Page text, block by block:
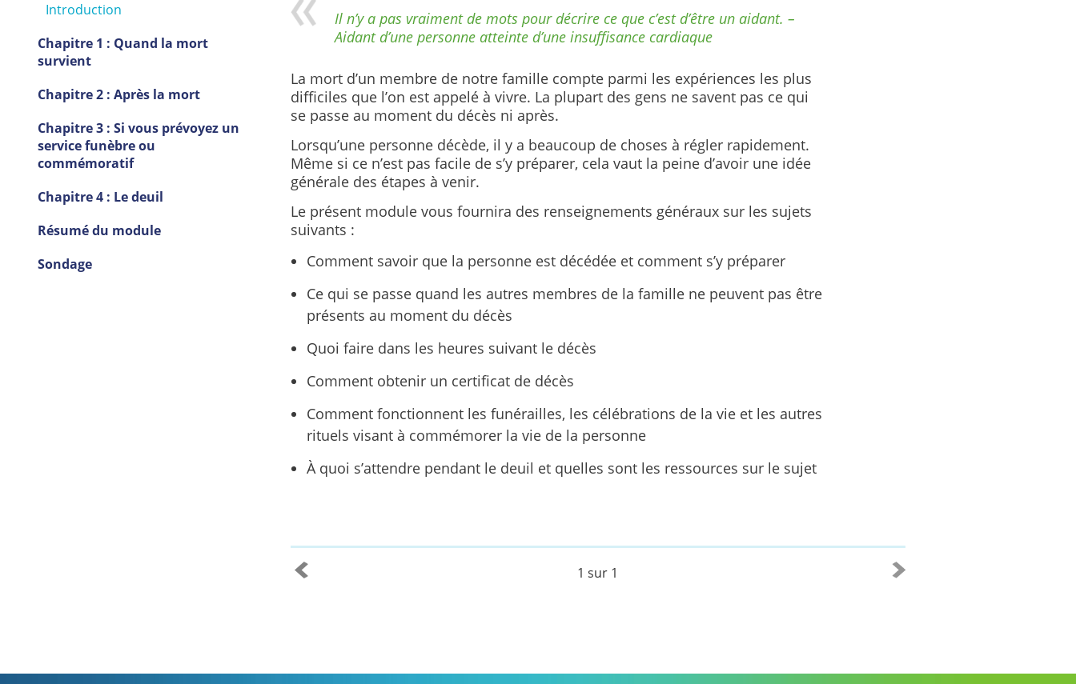
Introduction
Chapitre 1 : Quand la mort
survient
Chapitre 2 : Après la mort
Chapitre 3 : Si vous prévoyez un
service funèbre ou
commémoratif
Chapitre 4 : Le deuil
Résumé du module
Sondage
Il n’y a pas vraiment de mots pour décrire ce que c’est d’être un aidant. –
Aidant d’une personne atteinte d’une insuffisance cardiaque
La mort d’un membre de notre famille compte parmi les expériences les plus
difficiles que l’on est appelé à vivre. La plupart des gens ne savent pas ce qui
se passe au moment du décès ni après.
Lorsqu’une personne décède, il y a beaucoup de choses à régler rapidement.
Même si ce n’est pas facile de s’y préparer, cela vaut la peine d’avoir une idée
générale des étapes à venir.
Le présent module vous fournira des renseignements généraux sur les sujets
suivants :
Comment savoir que la personne est décédée et comment s’y préparer
Ce qui se passe quand les autres membres de la famille ne peuvent pas être
présents au moment du décès
Quoi faire dans les heures suivant le décès
Comment obtenir un certificat de décès
Comment fonctionnent les funérailles, les célébrations de la vie et les autres
rituels visant à commémorer la vie de la personne
À quoi s’attendre pendant le deuil et quelles sont les ressources sur le sujet
1 sur 1